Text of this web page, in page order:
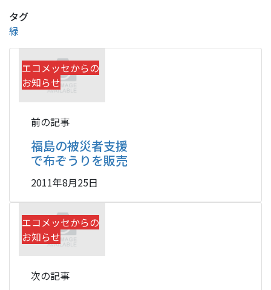
タグ
緑
エコメッセからの
お知らせ
前の記事
福島の被災者支援
で布ぞうりを販売
2011年8月25日
エコメッセからの
お知らせ
次の記事